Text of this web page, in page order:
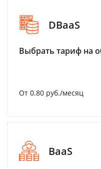
DBaaS
Выбрать тариф на
От 0.80 руб./месяц
BaaS